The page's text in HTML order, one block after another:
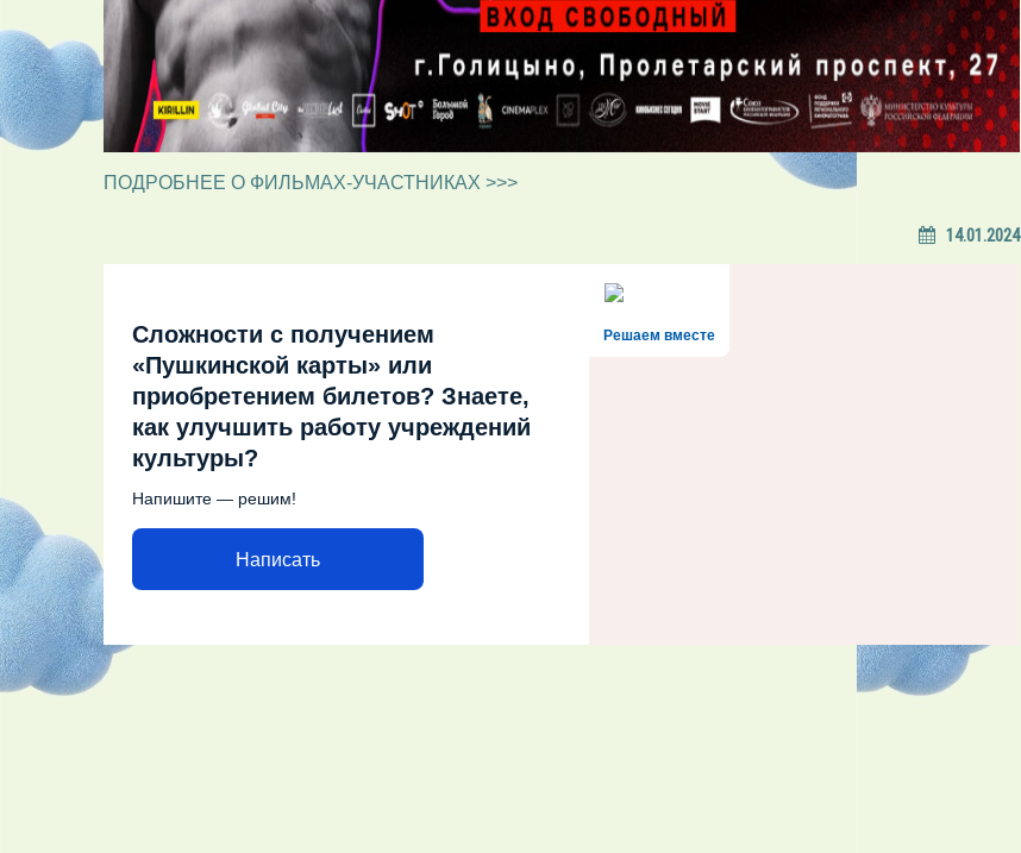
ПОДРОБНЕЕ О ФИЛЬМАХ-УЧАСТНИКАХ >>>
14.01.2024
Решаем вместе
Сложности с получением
«Пушкинской карты» или
приобретением билетов? Знаете,
как улучшить работу учреждений
культуры?
Напишите — решим!
Написать